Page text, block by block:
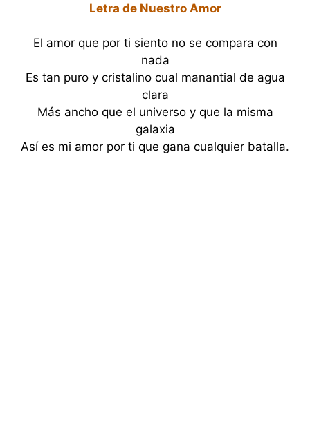
Letra de Nuestro Amor
El amor que por ti siento no se compara con
nada
Es tan puro y cristalino cual manantial de agua
clara
Más ancho que el universo y que la misma
galaxia
Así es mi amor por ti que gana cualquier batalla.